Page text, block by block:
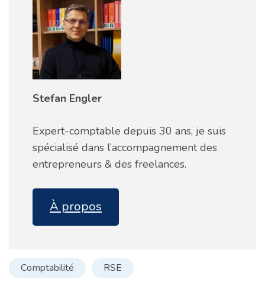
Stefan Engler
Expert-comptable depuis 30 ans, je suis
spécialisé dans l’accompagnement des
entrepreneurs & des freelances.
À propos
Comptabilité RSE